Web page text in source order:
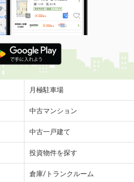
月極駐車場
中古マンション
中古一戸建て
投資物件を探す
倉庫/トランクルーム